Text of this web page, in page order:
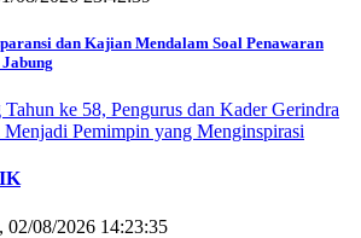
dan Kajian Mendalam Soal Penawaran
02/08/2026 14:23:35